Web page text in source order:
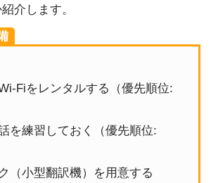
介します。
Fiをレンタルする（優先順位:
を練習しておく（優先順位:
（小型翻訳機）を用意する